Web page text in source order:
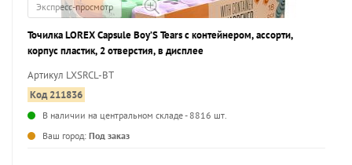
Экспресс-просмотр
Точилка LOREX Capsule Boy’S Tears с контейнером, ассорти,
корпус пластик, 2 отверстия, в дисплее
Артикул LXSRCL-BT
Код 211836
В наличии на центральном складе - 8816 шт.
Ваш город: Под заказ